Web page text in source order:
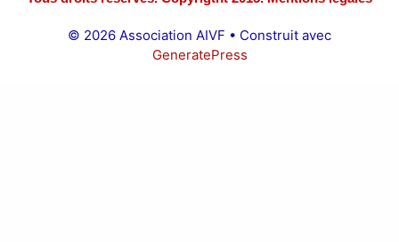
© 2026 Association AIVF • Construit avec
GeneratePress